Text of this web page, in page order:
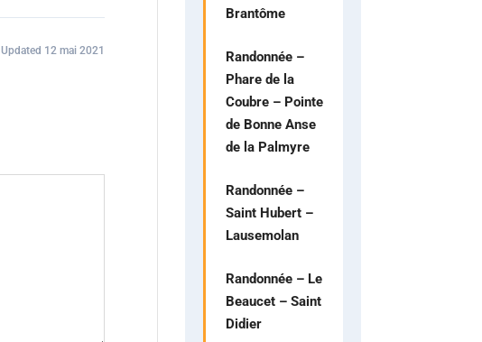
Updated 12 mai 2021
Brantôme
Randonnée –
Phare de la
Coubre – Pointe
de Bonne Anse
de la Palmyre
Randonnée –
Saint Hubert –
Lausemolan
Randonnée – Le
Beaucet – Saint
Didier